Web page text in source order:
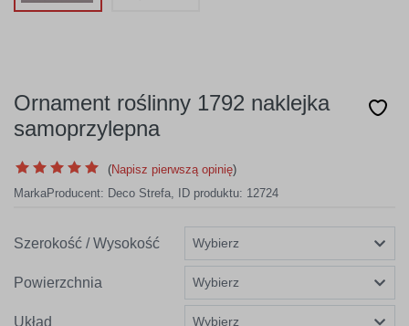
Ornament roślinny 1792 naklejka
samoprzylepna
(Napisz pierwszą opinię)
MarkaProducent: Deco Strefa, ID produktu: 12724
Szerokość / Wysokość
Powierzchnia
Układ